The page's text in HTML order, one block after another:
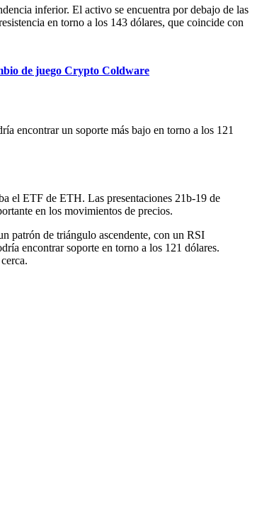
inferior. El activo se encuentra por debajo de las
en torno a los 143 dólares, que coincide con
de juego Crypto Coldware
encontrar un soporte más bajo en torno a los 121
el ETF de ETH. Las presentaciones 21b-19 de
en los movimientos de precios.
patrón de triángulo ascendente, con un RSI
encontrar soporte en torno a los 121 dólares.